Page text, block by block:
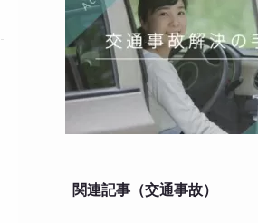
関連記事（交通事故）